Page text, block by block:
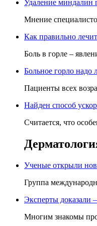
Удаление миндалин
Мнение
Как правильно
Боль в горле –
Больное горло надо
Пациенты всех
Найден способ
Считается, что
Ученые открыли
Группа
Эксперты доказали
Многим знакомы